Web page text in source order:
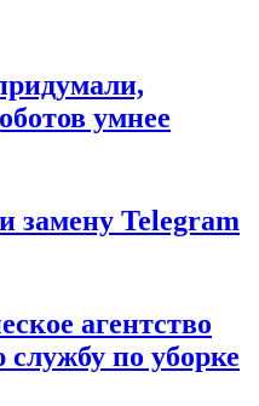
умнее
замену Telegram
агентство
службу по уборке